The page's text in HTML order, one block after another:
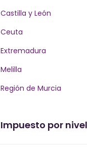
Castilla y León
Ceuta
Extremadura
Melilla
Región de Murcia
Impuesto por